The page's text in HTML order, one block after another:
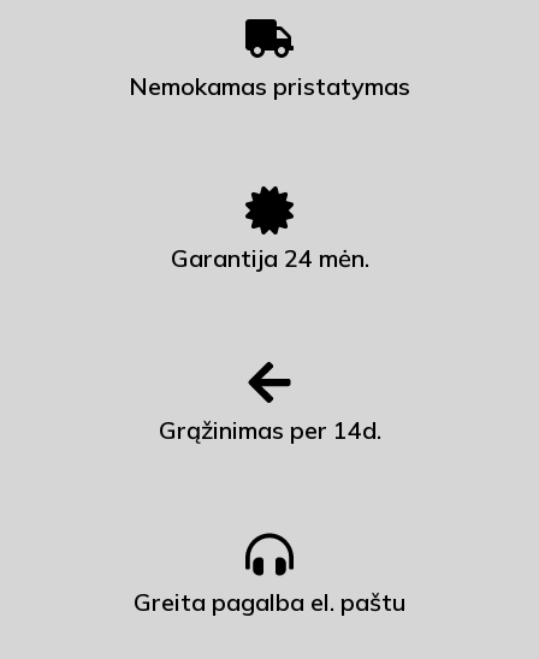
Nemokamas pristatymas
Garantija 24 mėn.
Grąžinimas per 14d.
Greita pagalba el. paštu